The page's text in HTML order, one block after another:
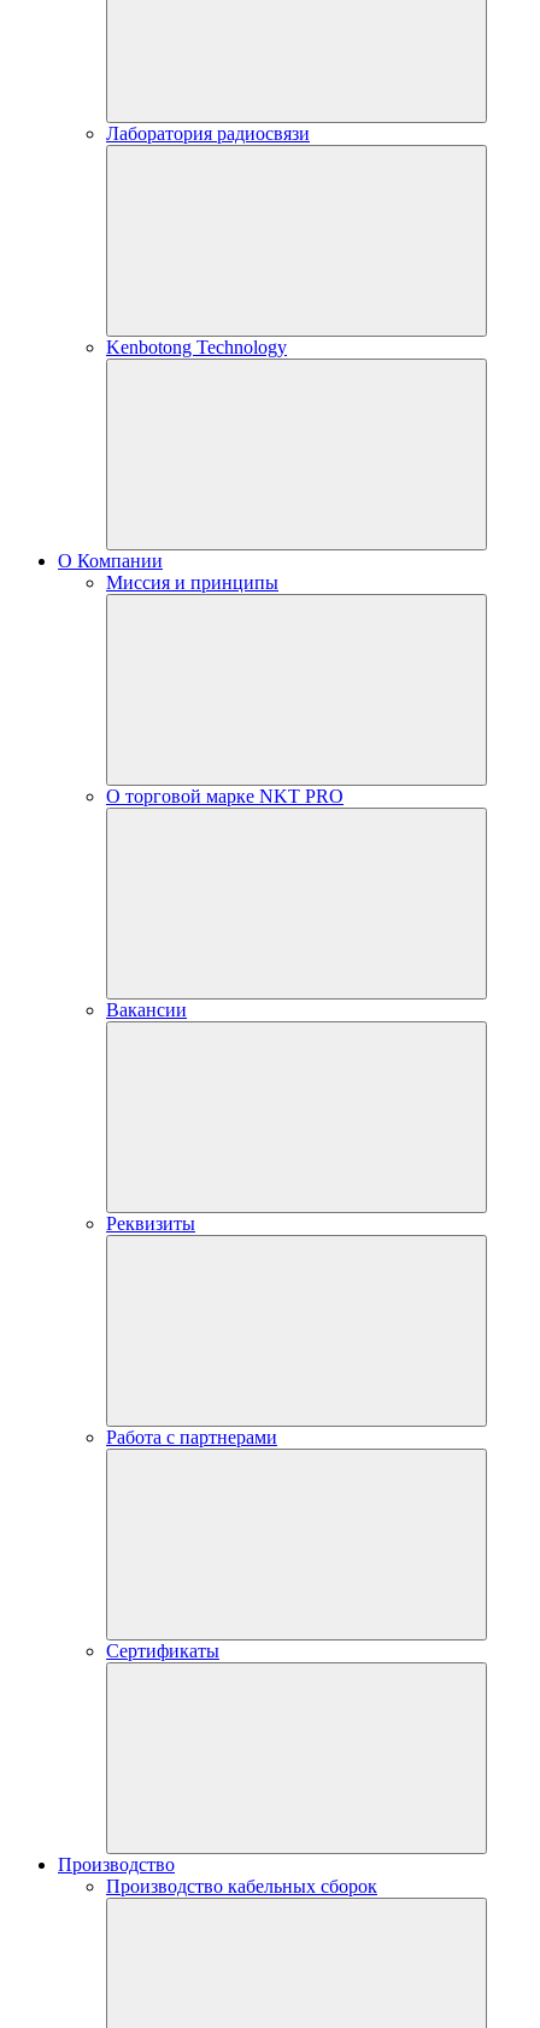
Лаборатория радиосвязи
Kenbotong Technology
О Компании
Миссия и принципы
О торговой марке NKT PRO
Вакансии
Реквизиты
Работа с партнерами
Сертификаты
Производство
Производство кабельных сборок